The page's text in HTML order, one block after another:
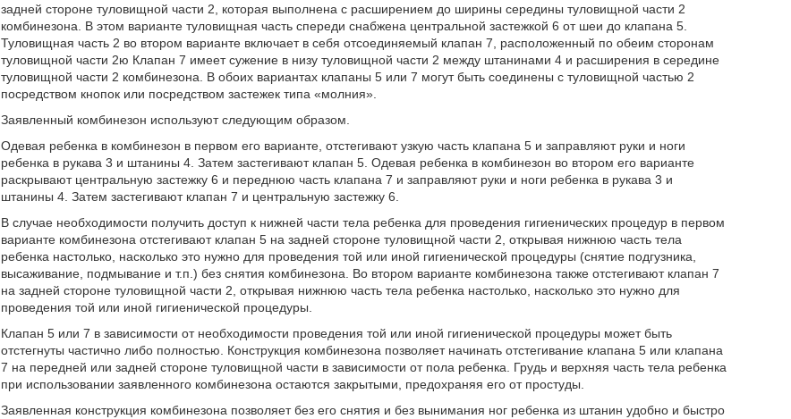
задней стороне туловищной части 2, которая выполнена с расширением до ширины середины туловищной части 2
комбинезона. В этом варианте туловищная часть спереди снабжена центральной застежкой 6 от шеи до клапана 5.
Туловищная часть 2 во втором варианте включает в себя отсоединяемый клапан 7, расположенный по обеим сторонам
туловищной части 2ю Клапан 7 имеет сужение в низу туловищной части 2 между штанинами 4 и расширения в середине
туловищной части 2 комбинезона. В обоих вариантах клапаны 5 или 7 могут быть соединены с туловищной частью 2
посредством кнопок или посредством застежек типа «молния».
Заявленный комбинезон используют следующим образом.
Одевая ребенка в комбинезон в первом его варианте, отстегивают узкую часть клапана 5 и заправляют руки и ноги
ребенка в рукава 3 и штанины 4. Затем застегивают клапан 5. Одевая ребенка в комбинезон во втором его варианте
раскрывают центральную застежку 6 и переднюю часть клапана 7 и заправляют руки и ноги ребенка в рукава 3 и
штанины 4. Затем застегивают клапан 7 и центральную застежку 6.
В случае необходимости получить доступ к нижней части тела ребенка для проведения гигиенических процедур в первом
варианте комбинезона отстегивают клапан 5 на задней стороне туловищной части 2, открывая нижнюю часть тела
ребенка настолько, насколько это нужно для проведения той или иной гигиенической процедуры (снятие подгузника,
высаживание, подмывание и т.п.) без снятия комбинезона. Во втором варианте комбинезона также отстегивают клапан 7
на задней стороне туловищной части 2, открывая нижнюю часть тела ребенка настолько, насколько это нужно для
проведения той или иной гигиенической процедуры.
Клапан 5 или 7 в зависимости от необходимости проведения той или иной гигиенической процедуры может быть
отстегнуты частично либо полностью. Конструкция комбинезона позволяет начинать отстегивание клапана 5 или клапана
7 на передней или задней стороне туловищной части в зависимости от пола ребенка. Грудь и верхняя часть тела ребенка
при использовании заявленного комбинезона остаются закрытыми, предохраняя его от простуды.
Заявленная конструкция комбинезона позволяет без его снятия и без вынимания ног ребенка из штанин удобно и быстро